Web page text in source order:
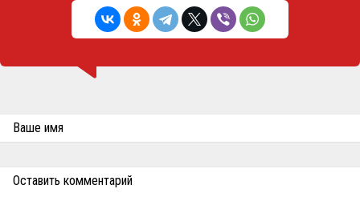
Ваше имя
Оставить комментарий